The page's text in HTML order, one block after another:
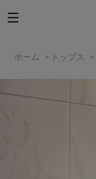
ホーム > トップス >